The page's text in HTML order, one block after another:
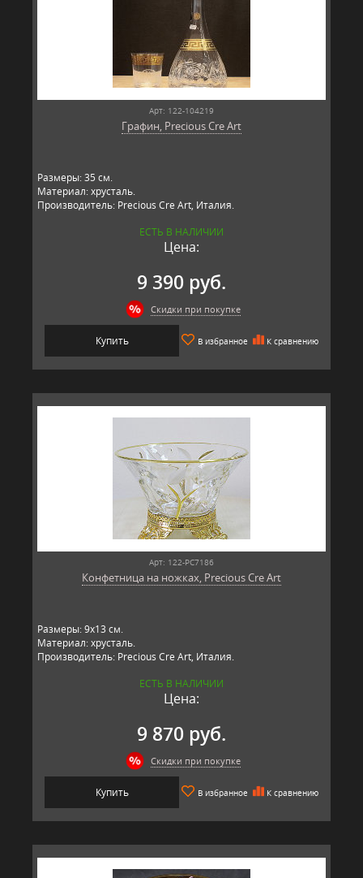
Арт: 122-104219
Графин, Precious Cre Art
Размеры: 35 см.
Материал: хрусталь.
Производитель: Precious Cre Art, Италия.
ЕСТЬ В НАЛИЧИИ
Цена:
9 390 руб.
Скидки при покупке
Купить В избранное К сравнению
Арт: 122-PC7186
Конфетница на ножках, Precious Cre Art
Размеры: 9x13 см.
Материал: хрусталь.
Производитель: Precious Cre Art, Италия.
ЕСТЬ В НАЛИЧИИ
Цена:
9 870 руб.
Скидки при покупке
Купить В избранное К сравнению